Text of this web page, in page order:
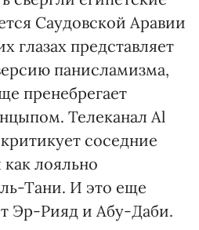
Саудовской Аравии
глазах представляет
панисламизма,
пренебрегает
Телеканал Al
соседние
лояльно
Тани. И это еще
Эр-Рияд и Абу-Даби.